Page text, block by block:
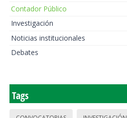
Contador Público
Investigación
Noticias institucionales
Debates
Tags